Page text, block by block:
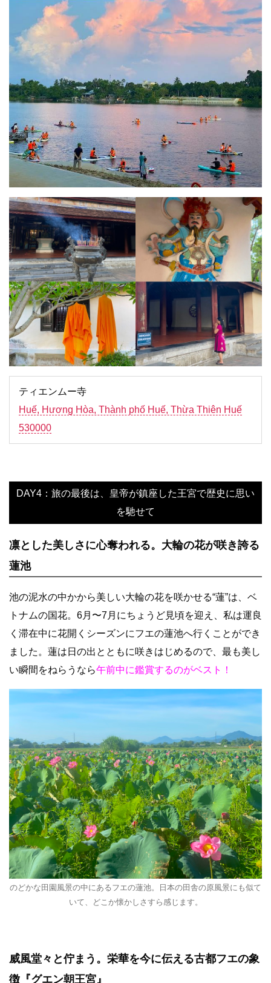
ティエンムー寺
Huế, Hương Hòa, Thành phố Huế, Thừa Thiên Huế
530000
DAY4：旅の最後は、皇帝が鎮座した王宮で歴史に思い
を馳せて
凛とした美しさに心奪われる。大輪の花が咲き誇る
蓮池
池の泥水の中かから美しい大輪の花を咲かせる“蓮”は、ベ
トナムの国花。6月〜7月にちょうど見頃を迎え、私は運良
く滞在中に花開くシーズンにフエの蓮池へ行くことができ
ました。蓮は日の出とともに咲きはじめるので、最も美し
い瞬間をねらうなら午前中に鑑賞するのがベスト！
のどかな田園風景の中にあるフエの蓮池。日本の田舎の原風景にも似て
いて、どこか懐かしさすら感じます。
威風堂々と佇まう。栄華を今に伝える古都フエの象
徴『グエン朝王宮』